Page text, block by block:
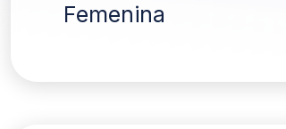
Femenina